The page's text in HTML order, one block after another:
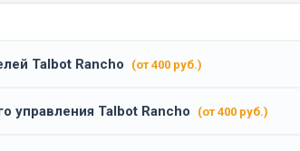
Talbot Rancho (от 400 руб.)
управления Talbot Rancho (от 400 руб.)